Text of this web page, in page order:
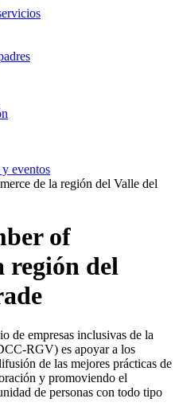
eventos
de la región del Valle del
of
región del
de empresas inclusivas de la
RGV) es apoyar a los
de las mejores prácticas de
y promoviendo el
de personas con todo tipo